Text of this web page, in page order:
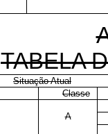
TABELA
Situação Atual
Classe
A